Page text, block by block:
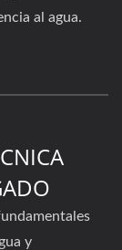
al agua.
y